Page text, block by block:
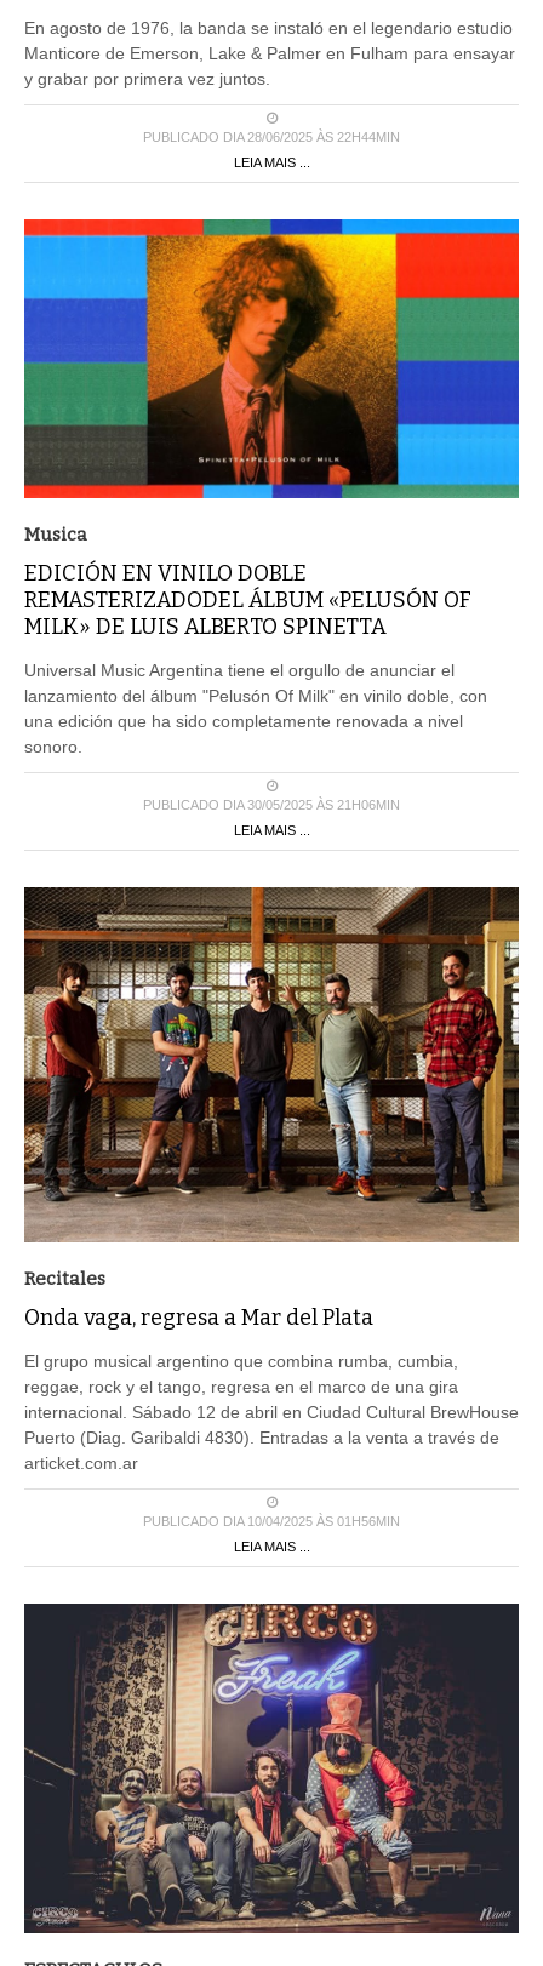
En agosto de 1976, la banda se instaló en el legendario estudio
Manticore de Emerson, Lake & Palmer en Fulham para ensayar
y grabar por primera vez juntos.
PUBLICADO DIA 28/06/2025 ÀS 22H44MIN
LEIA MAIS ...
Musica
EDICIÓN EN VINILO DOBLE
REMASTERIZADODEL ÁLBUM «PELUSÓN OF
MILK» DE LUIS ALBERTO SPINETTA
Universal Music Argentina tiene el orgullo de anunciar el
lanzamiento del álbum "Pelusón Of Milk" en vinilo doble, con
una edición que ha sido completamente renovada a nivel
sonoro.
PUBLICADO DIA 30/05/2025 ÀS 21H06MIN
LEIA MAIS ...
Recitales
Onda vaga, regresa a Mar del Plata
El grupo musical argentino que combina rumba, cumbia,
reggae, rock y el tango, regresa en el marco de una gira
internacional. Sábado 12 de abril en Ciudad Cultural BrewHouse
Puerto (Diag. Garibaldi 4830). Entradas a la venta a través de
articket.com.ar
PUBLICADO DIA 10/04/2025 ÀS 01H56MIN
LEIA MAIS ...